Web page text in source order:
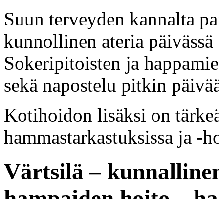
Suun terveyden kannalta
kunnollinen ateria
Sokeripitoisten ja
sekä napostelu pitkin
Kotihoidon lisäksi on
hammastarkastuksissa ja -
Värtsilä –